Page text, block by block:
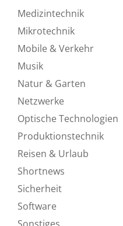
Medizintechnik
Mikrotechnik
Mobile & Verkehr
Musik
Natur & Garten
Netzwerke
Optische Technologien
Produktionstechnik
Reisen & Urlaub
Shortnews
Sicherheit
Software